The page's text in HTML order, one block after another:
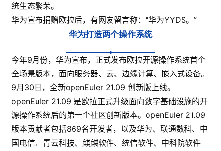
统生态繁荣。
华为宣布捐赠欧拉后，有网友留言称：“华为YYDS。”
华为打造两个操作系统
今年9月份，华为宣布，正式发布欧拉开源操作系统首个
全场景版本，面向服务器、云、边缘计算、嵌入式设备。
9月30日，全新openEuler 21.09 创新版上线。
openEuler 21.09 是欧拉正式升级面向数字基础设施的开
源操作系统后的第一个社区创新版本。openEuler 21.09
版本贡献者包括869名开发者，以及华为、联通数科、中
国电信、青云科技、麒麟软件、统信软件、中科院软件